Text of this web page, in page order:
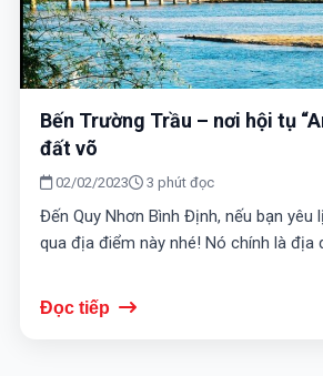
Bến Trường Trầu – nơi hội tụ
đất võ
02/02/2023 3 phút đọc
Đến Quy Nhơn Bình Định, nếu bạn
qua địa điểm này nhé! Nó chính là địa
Đọc tiếp